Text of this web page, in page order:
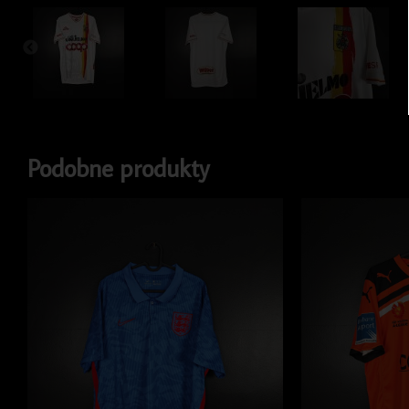
Podobne produkty